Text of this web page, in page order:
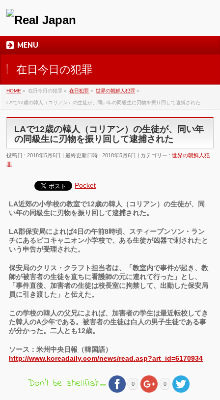
MENU
在日今日の犯罪
HOME » 在日今日の犯罪 » 在日犯罪 » 世界の朝鮮人犯罪 »
LAで12歳の韓人（コリアン）の生徒が、同い年の同級生に刃物を振り回して逮捕された
LAで12歳の韓人（コリアン）の生徒が、同い年
の同級生に刃物を振り回して逮捕された
投稿日 : 2018年5月6日 最終更新日時 : 2018年5月6日 カテゴリー :世界の朝鮮人犯
罪
Pocket
LA近郊の小学校の教室で12歳の韓人（コリアン）の生徒が、同
い年の同級生に刃物を振り回して逮捕された。
LA郡保安局によれば4日の午前8時頃、スティーブンソン・ラン
チにあるピコキャニオン小学校で、ある生徒が凶器で刺されたと
いう申告が受理された。
保安局のクリス・クラフト担当者は、「教室内で事件が起き、教
師が被害者の生徒を直ちに看護師の元に連れて行った」とし、
「事件直後、加害者の生徒は校長室に拘禁して、出動した保安局
員に引き渡した」と伝えた。
この学校の韓人の父兄によれば、加害者の学生は最近転校してき
た韓人のA少年である。被害者の生徒は白人の男子生徒である事
が分かった。二人とも12歳。
ソース：米州中央日報（韓国語）
http://www.koreadaily.com/news/read.asp?art_id=6170934
Don't be shellfish... 0 0